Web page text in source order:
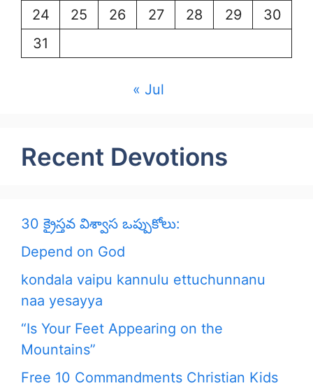
24
25 26 27 28 29
30
31
« Jul
Recent Devotions
30 క్రైస్తవ విశ్వాస ఒప్పుకోలు:
Depend on God
kondala vaipu kannulu ettuchunnanu
naa yesayya
“Is Your Feet Appearing on the
Mountains”
Free 10 Commandments Christian Kids